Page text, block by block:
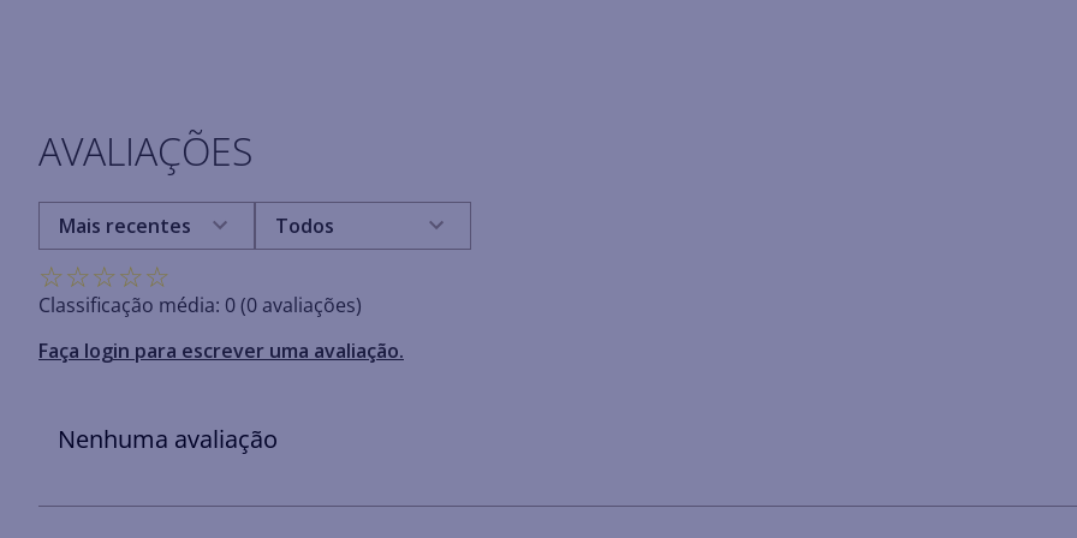
AVALIAÇÕES
☆☆☆☆☆
Classificação média: 0(0 avaliações)
Faça login para escrever uma avaliação.
Mais recentes Todos
Nenhuma avaliação